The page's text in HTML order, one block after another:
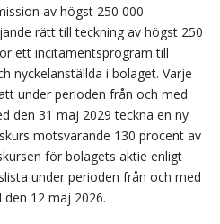
av högst 250 000
rätt till teckning av högst 250
ett incitamentsprogram till
nyckelanställda i bolaget. Varje
under perioden från och med
den 31 maj 2029 teckna en ny
motsvarande 130 procent av
för bolagets aktie enligt
under perioden från och med
12 maj 2026.